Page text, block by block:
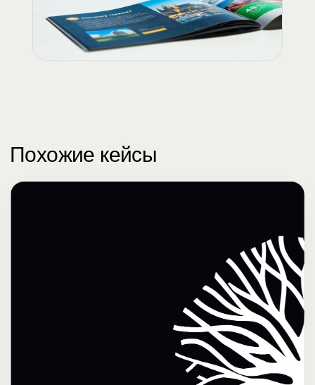
Похожие кейсы